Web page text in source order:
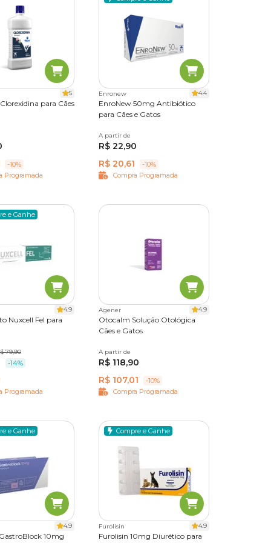
para
e
ou
5
para Cães
-10%
Programada
Enronew 4.4
EnroNew 50mg Antibiótico
para Cães e Gatos
10 comprimidos
A partir de
R$ 22,90
R$ 20,61
-10%
Compra Programada
e Ganhe
4.9
Nuxcell Fel para
79,90
-14%
Programada
Agener 4.9
Otocalm Solução Otológica
Cães e Gatos
14 ml
A partir de
R$ 118,90
R$ 107,01
-10%
Compra Programada
e Ganhe
4.9
10mg
Compre e Ganhe
Furolisin 4.9
Furolisin 10mg Diurético para